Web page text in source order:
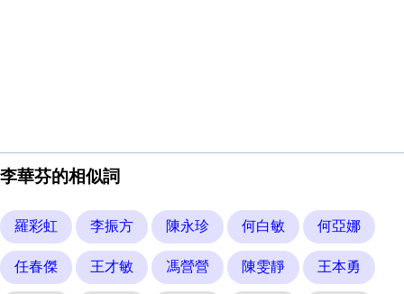
李華芬的相似詞
羅彩虹 李振方 陳永珍 何白敏 何亞娜
任春傑 王才敏 馮營營 陳雯靜 王本勇